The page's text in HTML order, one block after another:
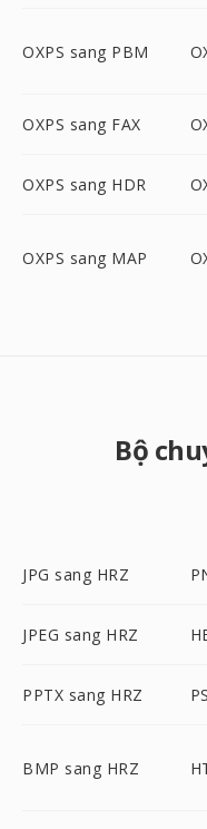
OXPS sang PBM
OXPS sang FAX
OXPS sang HDR
OXPS sang MAP
Bộ
JPG sang HRZ
JPEG sang HRZ
PPTX sang HRZ
BMP sang HRZ